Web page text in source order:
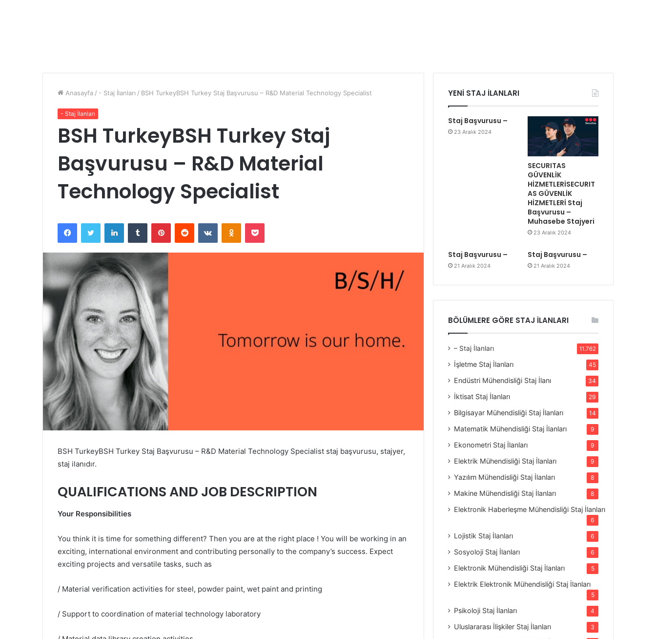
Anasayfa / - Staj İlanları / BSH TurkeyBSH Turkey Staj Başvurusu – R&D Material Technology Specialist
- Staj İlanları
BSH TurkeyBSH Turkey Staj
Başvurusu – R&D Material
Technology Specialist
BSH TurkeyBSH Turkey Staj Başvurusu – R&D Material Technology Specialist staj başvurusu, stajyer,
staj ilanıdır.
QUALIFICATIONS AND JOB DESCRIPTION
Your Responsibilities
You think it is time for something different? Then you are at the right place ! You will be working in an
exciting, international environment and contributing personally to the company’s success. Expect
exciting projects and versatile tasks, such as
/ Material verification activities for steel, powder paint, wet paint and printing
/ Support to coordination of material technology laboratory
YENİ STAJ İLANLARI
Staj Başvurusu –
23 Aralık 2024
SECURITAS
GÜVENLİK
HİZMETLERİSECURIT
AS GÜVENLİK
HİZMETLERİ Staj
Başvurusu –
Muhasebe Stajyeri
23 Aralık 2024
Staj Başvurusu –
21 Aralık 2024
Staj Başvurusu –
21 Aralık 2024
BÖLÜMLERE GÖRE STAJ İLANLARI
– Staj İlanları 11.762
İşletme Staj İlanları 45
Endüstri Mühendisliği Staj İlanı 34
İktisat Staj İlanları 29
Bilgisayar Mühendisliği Staj İlanları 14
Matematik Mühendisliği Staj İlanları 9
Ekonometri Staj İlanları 9
Elektrik Mühendisliği Staj İlanları 9
Yazılım Mühendisliği Staj İlanları 8
Makine Mühendisliği Staj İlanları 8
Elektronik Haberleşme Mühendisliği Staj İlanları
6
Lojistik Staj İlanları 6
Sosyoloji Staj İlanları 6
Elektronik Mühendisliği Staj İlanları 5
Elektrik Elektronik Mühendisliği Staj İlanları
5
Psikoloji Staj İlanları 4
Uluslararası İlişkiler Staj İlanları 3